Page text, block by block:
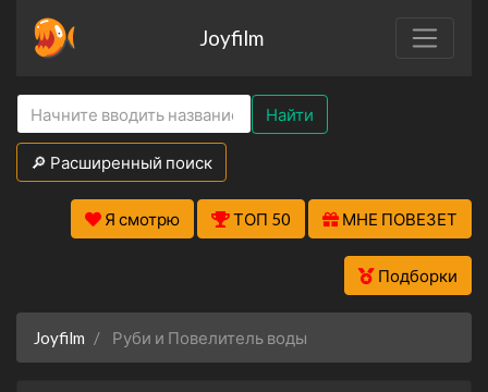
Joyfilm
Найти
🔎 Расширенный поиск
Я смотрю ТОП 50 МНЕ ПОВЕЗЕТ
Подборки
Joyfilm Руби и Повелитель воды